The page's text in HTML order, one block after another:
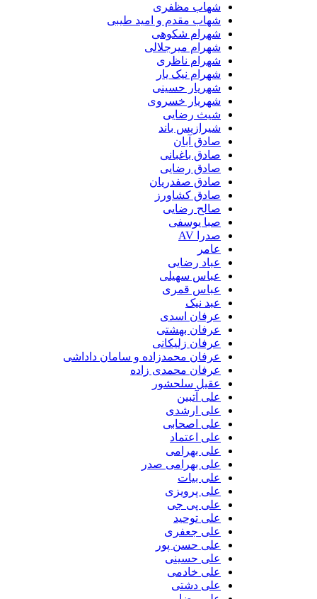
شهاب مظفری
شهاب مقدم و امید طیبی
شهرام شکوهی
شهرام میرجلالی
شهرام ناظری
شهرام نیک یار
شهریار حسینی
شهریار خسروی
شیث رضایی
شیرازیس باند
صادق آبان
صادق باغبانی
صادق رضایی
صادق صفدریان
صادق کشاورز
صالح رضایی
صبا یوسفی
صدرا AV
عامر
عباد رضایی
عباس سهیلی
عباس قمری
عبد نیک
عرفان اسدی
عرفان بهشتی
عرفان زلیکانی
عرفان محمدزاده و سامان داداشی
عرفان محمدی زاده
عقیل سلحشور
علی آتبین
علی ارشدی
علی اصحابی
علی اعتماد
علی بهرامی
علی بهرامی صدر
علی بیات
علی پرویزی
علی پی جی
علی توحید
علی جعفری
علی حسن پور
علی حسینی
علی خادمی
علی دشتی